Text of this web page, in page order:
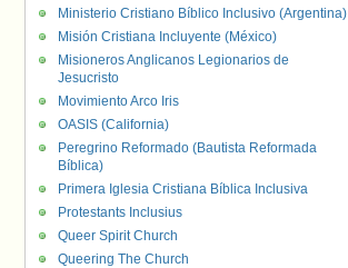
Ministerio Cristiano Bíblico Inclusivo (Argentina)
Misión Cristiana Incluyente (México)
Misioneros Anglicanos Legionarios de
Jesucristo
Movimiento Arco Iris
OASIS (California)
Peregrino Reformado (Bautista Reformada
Bíblica)
Primera Iglesia Cristiana Bíblica Inclusiva
Protestants Inclusius
Queer Spirit Church
Queering The Church